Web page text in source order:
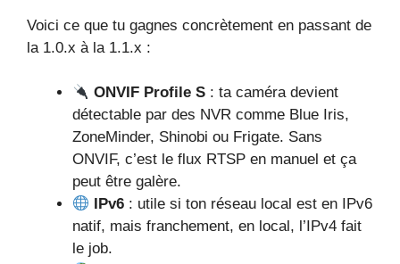
Voici ce que tu gagnes concrètement en passant de
la 1.0.x à la 1.1.x :
ONVIF Profile S : ta caméra devient
détectable par des NVR comme Blue Iris,
ZoneMinder, Shinobi ou Frigate. Sans
ONVIF, c’est le flux RTSP en manuel et ça
peut être galère.
IPv6 : utile si ton réseau local est en IPv6
natif, mais franchement, en local, l’IPv4 fait
le job.